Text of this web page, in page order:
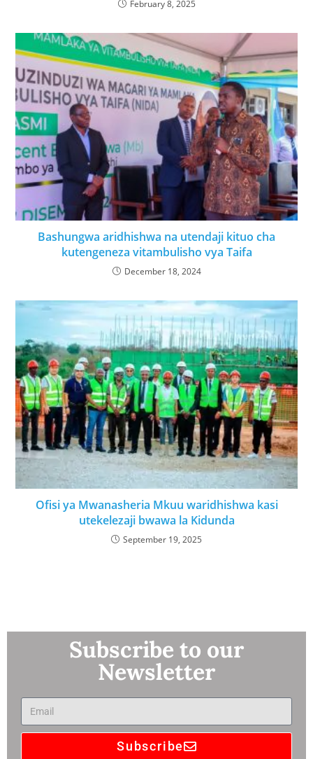
February 8, 2025
Bashungwa aridhishwa na utendaji kituo cha
kutengeneza vitambulisho vya Taifa
December 18, 2024
Ofisi ya Mwanasheria Mkuu waridhishwa kasi
utekelezaji bwawa la Kidunda
September 19, 2025
Subscribe to our
Newsletter
Subscribe